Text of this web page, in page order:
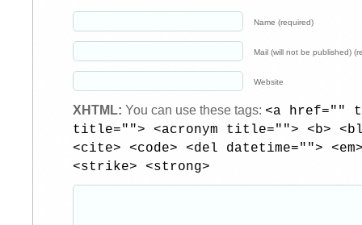
Name (required)
Mail (will not be published)
Website
XHTML: You can use these tags: <a href=""
title=""> <acronym title=""> <b>
<cite> <code> <del datetime="">
<strike> <strong>